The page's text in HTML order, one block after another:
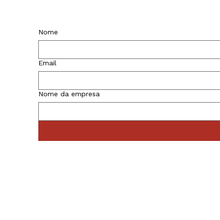
Nome
Email
Nome da empresa